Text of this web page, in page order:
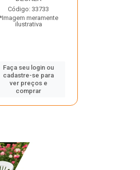
Código: 33733
meramente
ilustrativa
Faça seu login ou
cadastre-se para
ver preços e
comprar